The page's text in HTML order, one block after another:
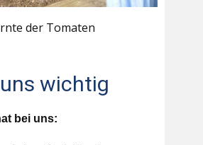
der Tomaten
wichtig
bei uns: